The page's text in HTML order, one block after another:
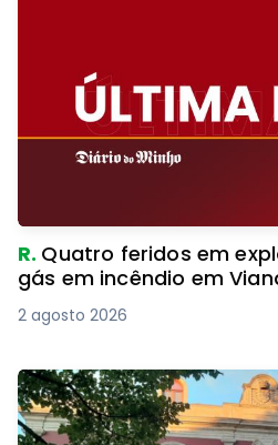
R. Quatro feridos em
gás em incêndio em
2 agosto 2026